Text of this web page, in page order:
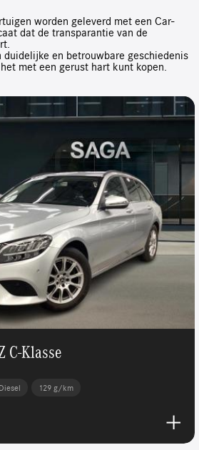
worden geleverd met een Car-
dat de transparantie van de
en betrouwbare geschiedenis
met een gerust hart kunt kopen.
C-Klasse
Diesel 129 g/km